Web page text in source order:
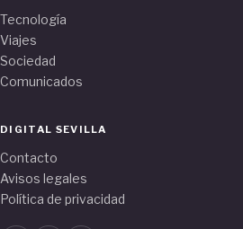
Tecnología
Viajes
Sociedad
Comunicados
DIGITAL SEVILLA
Contacto
Avisos legales
Política de privacidad